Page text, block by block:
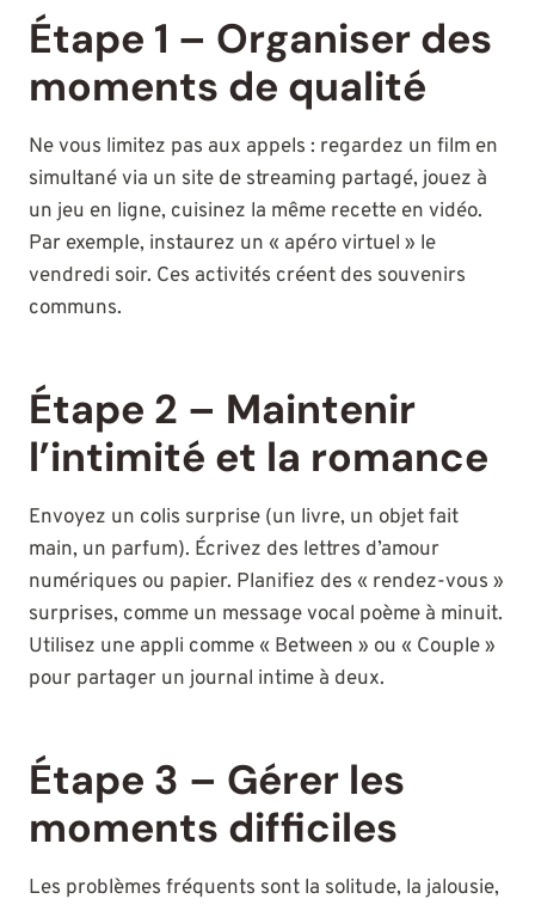
Étape 1 – Organiser des
moments de qualité
Ne vous limitez pas aux appels : regardez un film en
simultané via un site de streaming partagé, jouez à
un jeu en ligne, cuisinez la même recette en vidéo.
Par exemple, instaurez un « apéro virtuel » le
vendredi soir. Ces activités créent des souvenirs
communs.
Étape 2 – Maintenir
l’intimité et la romance
Envoyez un colis surprise (un livre, un objet fait
main, un parfum). Écrivez des lettres d’amour
numériques ou papier. Planifiez des « rendez-vous »
surprises, comme un message vocal poème à minuit.
Utilisez une appli comme « Between » ou « Couple »
pour partager un journal intime à deux.
Étape 3 – Gérer les
moments difficiles
Les problèmes fréquents sont la solitude, la jalousie,